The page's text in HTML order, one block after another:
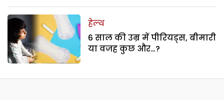
हेल्थ
6 साल की उम्र में पीरियड्स, बीमारी
या वजह कुछ और…?